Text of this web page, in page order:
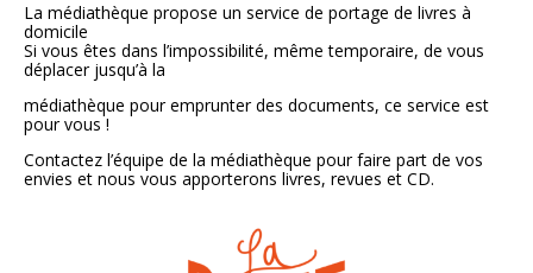
La médiathèque propose un service de portage de livres à
domicile
Si vous êtes dans l’impossibilité, même temporaire, de vous
déplacer jusqu’à la
médiathèque pour emprunter des documents, ce service est
pour vous !
Contactez l’équipe de la médiathèque pour faire part de vos
envies et nous vous apporterons livres, revues et CD.